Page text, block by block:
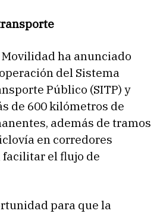
ha anunciado
del Sistema
Público (SITP) y
de 600 kilómetros de
además de tramos
en corredores
el flujo de
para que la